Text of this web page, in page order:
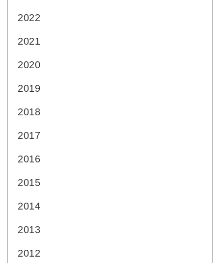
2022
2021
2020
2019
2018
2017
2016
2015
2014
2013
2012